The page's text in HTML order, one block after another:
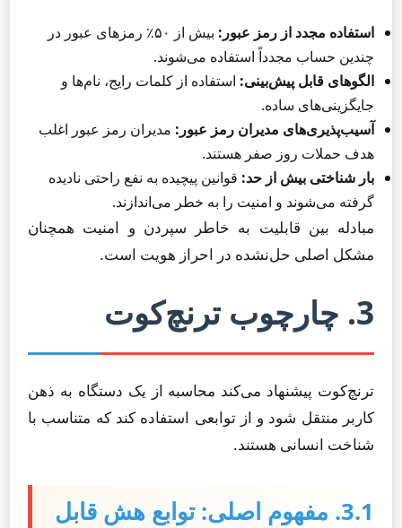
استفاده مجدد از رمز عبور:
بیش از ۵۰٪ رمزهای عبور در
چندین حساب مجدداً استفاده می‌شوند.
الگوهای قابل پیش‌بینی: استفاده از کلمات رایج، نام‌ها و
جایگزینی‌های ساده.
آسیب‌پذیری‌های مدیران رمز عبور: مدیران رمز عبور اغلب
هدف حملات روز صفر هستند.
بار شناختی بیش از حد: قوانین پیچیده به نفع راحتی نادیده
گرفته می‌شوند و امنیت را به خطر می‌اندازند.
مبادله بین قابلیت به خاطر سپردن و امنیت همچنان
مشکل اصلی حل‌نشده در احراز هویت است.
3. چارچوب ترنچ‌کوت
ترنچ‌کوت پیشنهاد می‌کند محاسبه از یک دستگاه به ذهن
کاربر منتقل شود و از توابعی استفاده کند که متناسب با
شناخت انسانی هستند.
3.1. مفهوم اصلی: توابع هش قابل